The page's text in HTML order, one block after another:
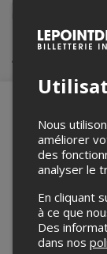
Achat de
Merci de
Nous
améliorer
des
analyser le
En cliquant
à ce que
Des
dans nos